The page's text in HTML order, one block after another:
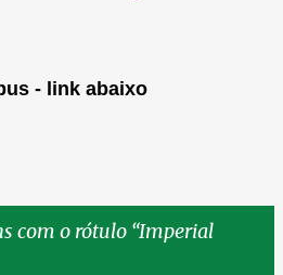
- link abaixo
com o rótulo Imperial